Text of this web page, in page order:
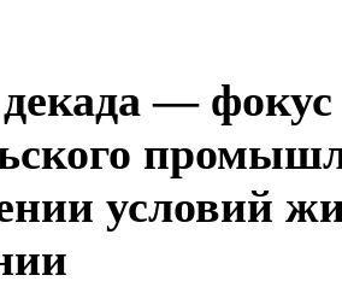
— фокус
условий